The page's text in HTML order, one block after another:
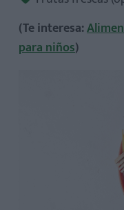
(Te interesa:
para niños)